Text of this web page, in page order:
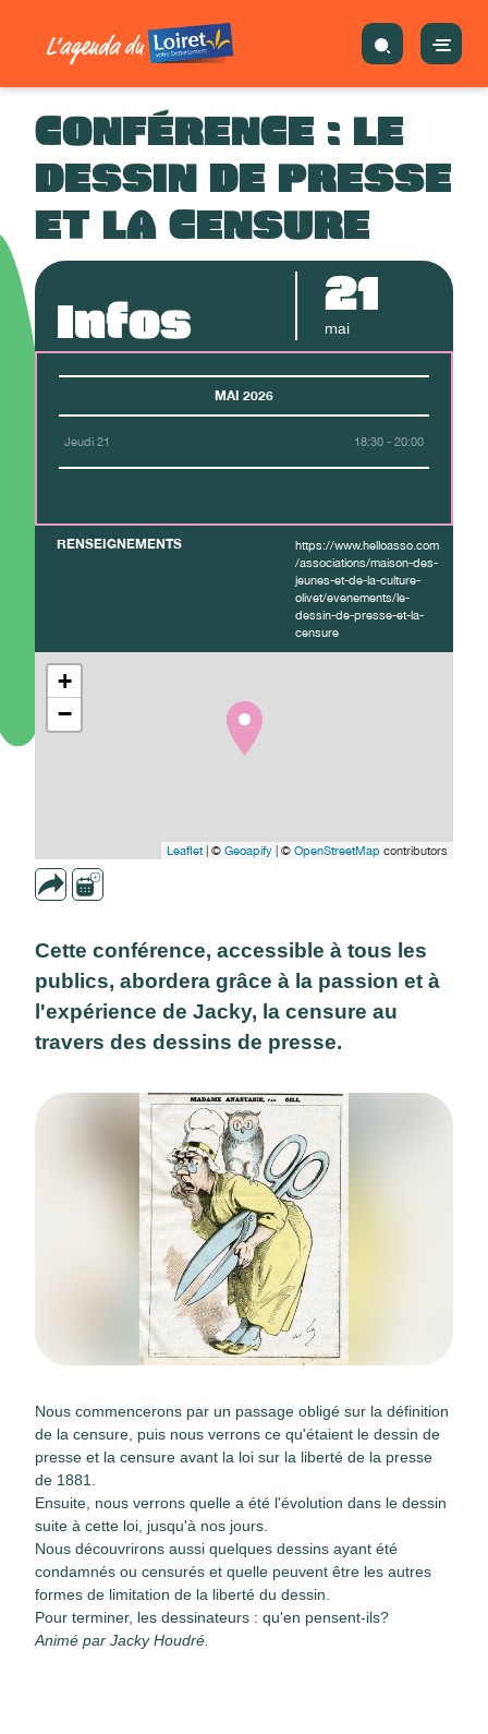
CONFÉRENCE : LE
DESSIN DE PRESSE
ET LA CENSURE
Infos 21
mai
MAI 2026
Jeudi 21 18:30 - 20:00
RENSEIGNEMENTS
https://www.helloasso.com
/associations/maison-des-
jeunes-et-de-la-culture-
olivet/evenements/le-
dessin-de-presse-et-la-
censure
+
−
Leaflet| © Geoapify | © OpenStreetMap contributors
Cette conférence, accessible à tous les
publics, abordera grâce à la passion et à
l'expérience de Jacky, la censure au
travers des dessins de presse.
Nous commencerons par un passage obligé sur la définition
de la censure, puis nous verrons ce qu'étaient le dessin de
presse et la censure avant la loi sur la liberté de la presse
de 1881.
Ensuite, nous verrons quelle a été l'évolution dans le dessin
suite à cette loi, jusqu'à nos jours.
Nous découvrirons aussi quelques dessins ayant été
condamnés ou censurés et quelle peuvent être les autres
formes de limitation de la liberté du dessin.
Pour terminer, les dessinateurs : qu'en pensent-ils?
Animé par Jacky Houdré.